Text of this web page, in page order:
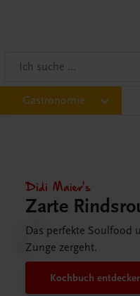
Gastronomie
Didi Maier's
Zarte
Das perfekte Soulfood
Zunge zergeht.
Kochbuch